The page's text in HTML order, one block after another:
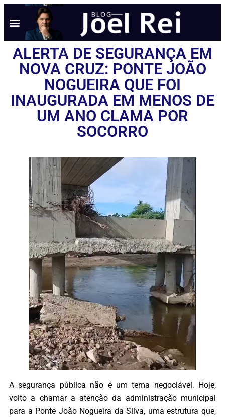
ALERTA DE SEGURANÇA EM
NOVA CRUZ: PONTE JOÃO
NOGUEIRA QUE FOI
INAUGURADA EM MENOS DE
UM ANO CLAMA POR
SOCORRO
A segurança pública não é um tema negociável. Hoje,
volto a chamar a atenção da administração municipal
para a Ponte João Nogueira da Silva, uma estrutura que,